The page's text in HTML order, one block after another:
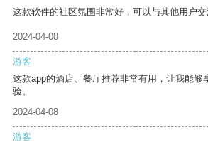
这款软件的社区氛围非常好，可以与其他用户交
2024-04-08
游客
这款app的酒店、餐厅推荐非常有用，让我能够
验。
2024-04-08
游客